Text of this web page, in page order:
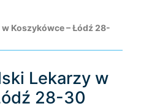
Koszykówce – Łódź 28-
Lekarzy w
28-30